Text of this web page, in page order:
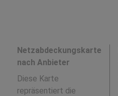
Netzabdeckungskarte
nach Anbieter
Diese Karte
repräsentiert die